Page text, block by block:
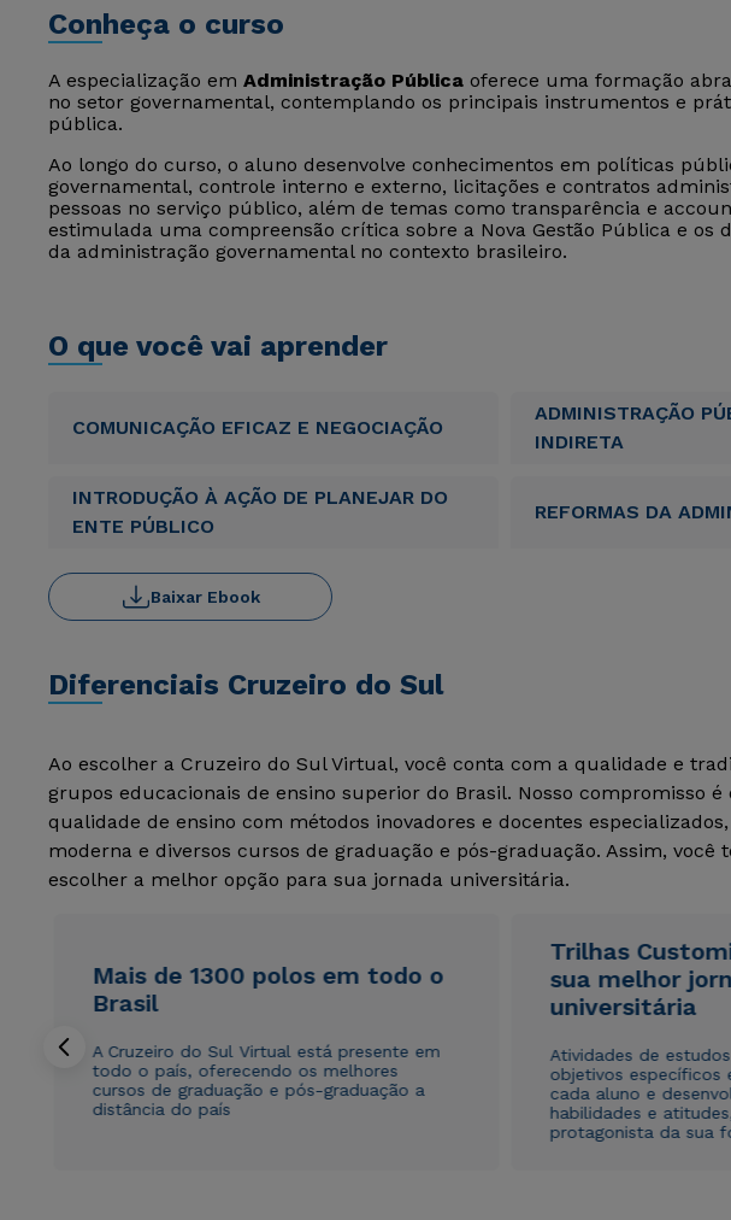
Conheça o curso
A especialização em Administração Pública oferece uma formação
no setor governamental, contemplando os principais instrumentos e
pública.
Ao longo do curso, o aluno desenvolve conhecimentos em políticas
governamental, controle interno e externo, licitações e contratos
pessoas no serviço público, além de temas como transparência e
estimulada uma compreensão crítica sobre a Nova Gestão Pública e os
da administração governamental no contexto brasileiro.
O que você vai aprender
COMUNICAÇÃO EFICAZ E NEGOCIAÇÃO
ADMINISTRAÇÃO
INDIRETA
INTRODUÇÃO À AÇÃO DE PLANEJAR DO
ENTE PÚBLICO
REFORMAS DA
Baixar Ebook
Diferenciais Cruzeiro do Sul
Ao escolher a Cruzeiro do Sul Virtual, você conta com a qualidade e
grupos educacionais de ensino superior do Brasil. Nosso compromisso
qualidade de ensino com métodos inovadores e docentes
moderna e diversos cursos de graduação e pós-graduação. Assim, você
escolher a melhor opção para sua jornada universitária.
Mais de 1300 polos em todo o
Brasil
A Cruzeiro do Sul Virtual está presente em
todo o país, oferecendo os melhores
cursos de graduação e pós-graduação a
distância do país
Trilhas
sua melhor
universitária
Atividades de
objetivos específicos
cada aluno e
habilidades e
protagonista da sua
Rápido
autorizo que
envio de
Rápido
autorizo que
envio de